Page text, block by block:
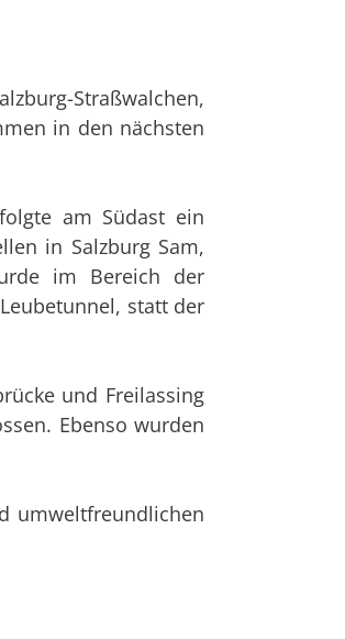
Straßwalchen,
in den nächsten
am Südast ein
in Salzburg Sam,
im Bereich der
statt der
und Freilassing
Ebenso wurden
umweltfreundlichen